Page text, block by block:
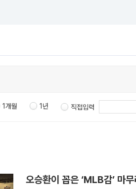
1개월 1년 직접입력
오승환이 꼽은 ‘MLB감’ 마